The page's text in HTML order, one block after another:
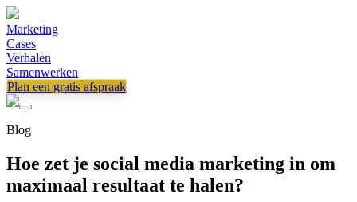
Marketing
Cases
Verhalen
Samenwerken
Plan een gratis afspraak
Blog
Hoe zet je social media marketing in om
maximaal resultaat te halen?